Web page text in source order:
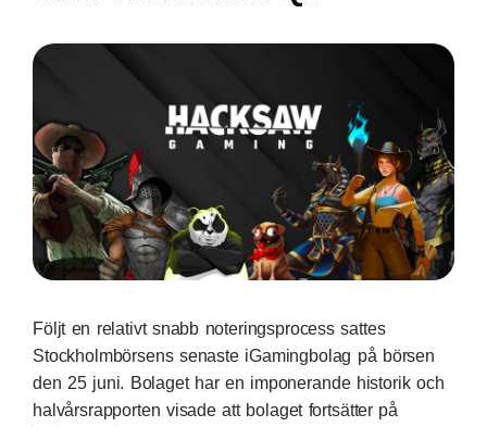
Följt en relativt snabb noteringsprocess sattes
Stockholmbörsens senaste iGamingbolag på börsen
den 25 juni. Bolaget har en imponerande historik och
halvårsrapporten visade att bolaget fortsätter på